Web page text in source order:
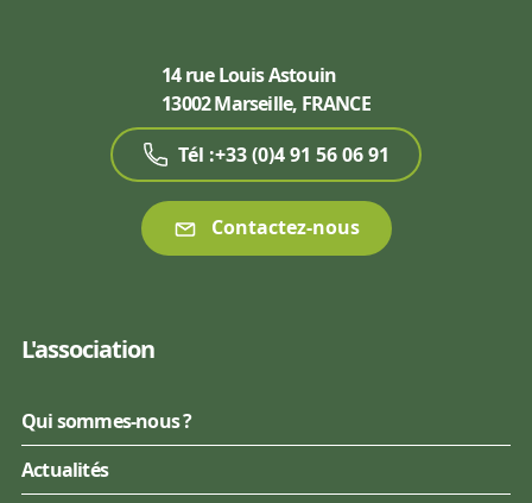
14 rue Louis Astouin
13002 Marseille, FRANCE
Tél :+33 (0)4 91 56 06 91
Contactez-nous
L'association
Qui sommes-nous ?
Actualités